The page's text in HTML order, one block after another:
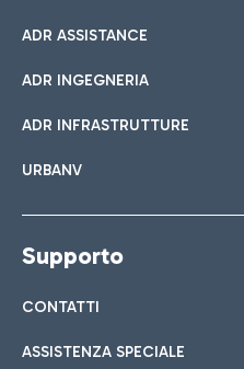
ADR ASSISTANCE
ADR INGEGNERIA
ADR INFRASTRUTTURE
URBANV
Supporto
CONTATTI
ASSISTENZA SPECIALE